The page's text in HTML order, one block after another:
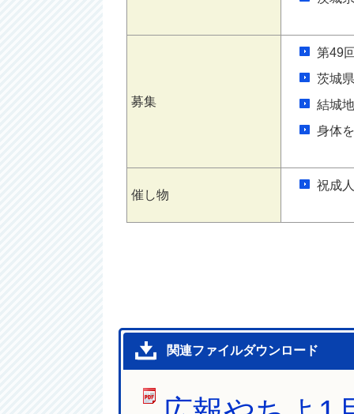
募集
第49
茨城
結城
身体
催し物
祝成
関連ファイルダウンロード